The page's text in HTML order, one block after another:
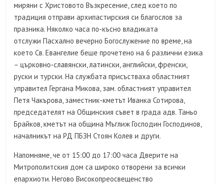
миряни с Христовото Възкресение, след което по
традиция отправи архипастирския си благослов за
празника. Няколко часа по-късно владиката
отслужи Пасхално вечерно Богослужение по време, на
което Св. Евангелие беше прочетено на 6 различни езика
– църковно-славянски, латински, английски, френски,
руски и турски. На службата присъстваха областният
управител Гергана Микова, зам. областният управител
Петя Чакърова, заместник-кметът Иванка Сотирова,
председателят на Общинския съвет в града адв. Таньо
Брайков, кметът на община Мъглиж Господин Господинов,
началникът на РД ПБЗН Стоян Колев и други.
Напомняме, че от 15:00 до 17:00 часа Дверите на
Митрополитския дом са широко отворени за всички
епархиоти. Негово Високопреосвещенство